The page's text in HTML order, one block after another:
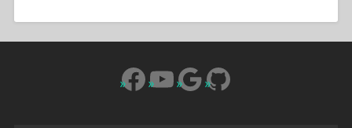
Facebook
YouTube
Google
GitHub